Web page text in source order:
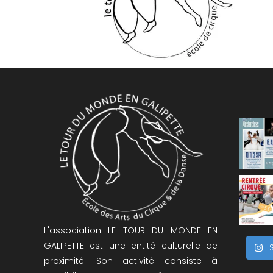
L'association LE TOUR DU MONDE EN
GALIPETTE est une entité culturelle de
proximité. Son activité consiste à